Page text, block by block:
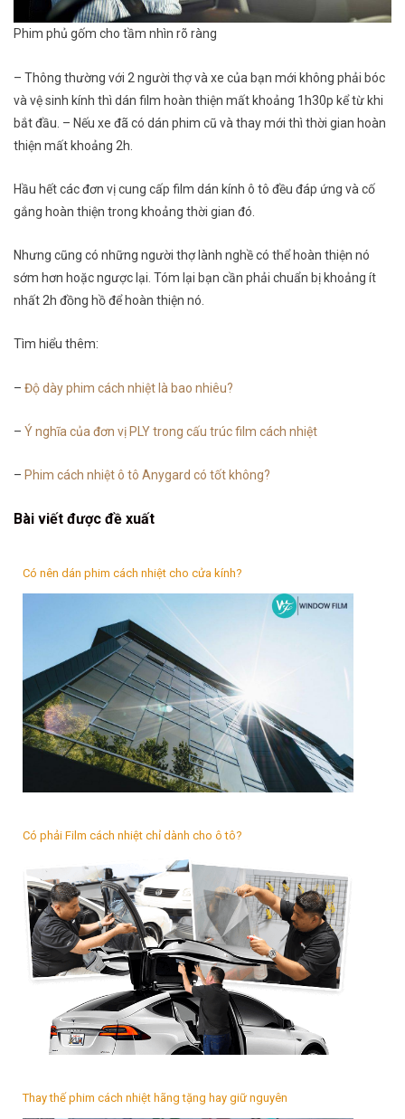
Phim phủ gốm cho tầm nhìn rõ ràng
– Thông thường với 2 người thợ và xe của bạn mới không phải bóc
và vệ sinh kính thì dán film hoàn thiện mất khoảng 1h30p kể từ khi
bắt đầu. – Nếu xe đã có dán phim cũ và thay mới thì thời gian hoàn
thiện mất khoảng 2h.
Hầu hết các đơn vị cung cấp film dán kính ô tô đều đáp ứng và cố
gắng hoàn thiện trong khoảng thời gian đó.
Nhưng cũng có những người thợ lành nghề có thể hoàn thiện nó
sớm hơn hoặc ngược lại. Tóm lại bạn cần phải chuẩn bị khoảng ít
nhất 2h đồng hồ để hoàn thiện nó.
Tìm hiểu thêm:
– Độ dày phim cách nhiệt là bao nhiêu?
– Ý nghĩa của đơn vị PLY trong cấu trúc film cách nhiệt
– Phim cách nhiệt ô tô Anygard có tốt không?
Bài viết được đề xuất
Có nên dán phim cách nhiệt cho cửa kính?
Có phải Film cách nhiệt chỉ dành cho ô tô?
Thay thế phim cách nhiệt hãng tặng hay giữ nguyên